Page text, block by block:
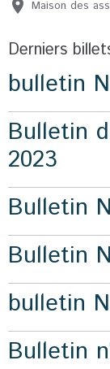
Maison des
Derniers
bulletin
Bulletin
2023
Bulletin
Bulletin
bulletin
Bulletin